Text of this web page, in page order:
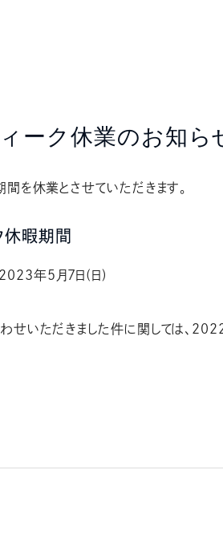
ーク休業のお知ら
を休業とさせていただきます。
休暇期間
年5月7日(日)
いただきました件に関しては、